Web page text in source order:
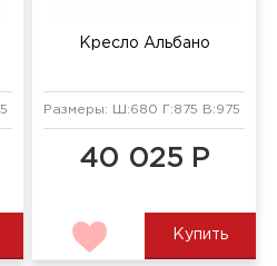
мм
Кресло Альбано
Размеры: Ш:680 Г:875 В:975 мм
40 025 Р
Купить